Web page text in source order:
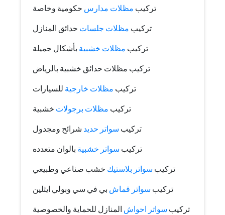
تركيب مظلات مدارس حكومية وخاصة
تركيب مظلات جلسات حدائق المنازل
تركيب مظلات خشبية بأشكال جميلة
تركيب مظلات حدائق خشبية بالرياض
تركيب مظلات خارجية للسيارات
تركيب مظلات برجولات خشبية
تركيب سواتر حديد شرائح ومجدول
تركيب سواتر خشبية بالوان متعدده
تركيب سواتر بلاستيك خشب صناعي وطبيعي
تركيب سواتر قماش بي في سي وبولي ايثلين
تركيب سواتر احواش المنازل للحماية والخصوصية